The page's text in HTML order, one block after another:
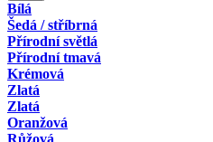
Bílá
Šedá / stříbrná
Přírodní světlá
Přírodní tmavá
Krémová
Zlatá
Zlatá
Oranžová
Růžová